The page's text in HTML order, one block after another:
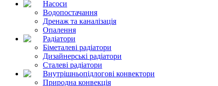
Насоси
Водопостачання
Дренаж та каналізація
Опалення
Радіатори
Біметалеві радіатори
Дизайнерські радіатори
Сталеві радіатори
Внутрішньопідлогові конвектори
Природна конвекція